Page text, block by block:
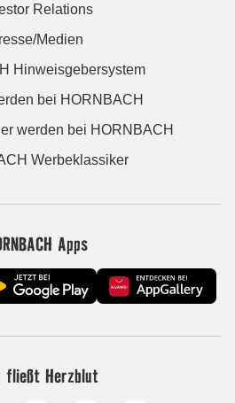
Relations
Medien
Hinweisgebersystem
bei HORNBACH
werden bei HORNBACH
Werbeklassiker
Apps
fließt Herzblut